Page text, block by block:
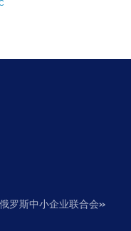
俄罗斯中小企业联合会»